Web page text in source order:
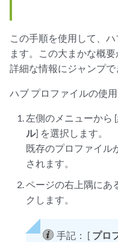
この手順を使用して、
ます。この大まかな概
詳細な情報にジャンプで
ハブ プロファイルの使
左側のメニューから [
ル] を選択します。
既存のプロファイル
されます。
ページの右上隅にあ
クします。
手記： [ プロ